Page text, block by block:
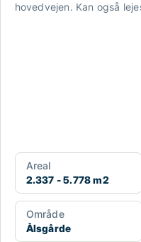
hovedvejen. Kan også
Areal
2.337 - 5.778 m2
Område
Ålsgårde